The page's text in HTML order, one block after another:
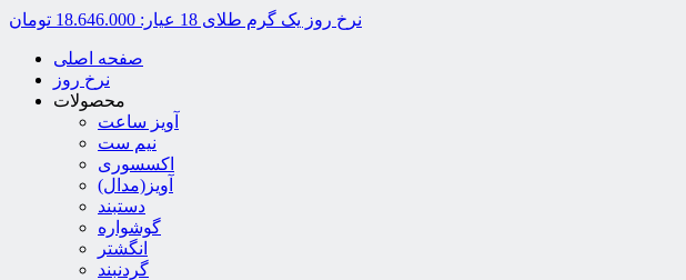
نرخ روز یک گرم طلای 18 عیار: 18.646.000 تومان
صفحه اصلی
نرخ روز
محصولات
آویز ساعت
نیم ست
اکسسوری
آویز(مدال)
دستبند
گوشواره
انگشتر
گردنبند